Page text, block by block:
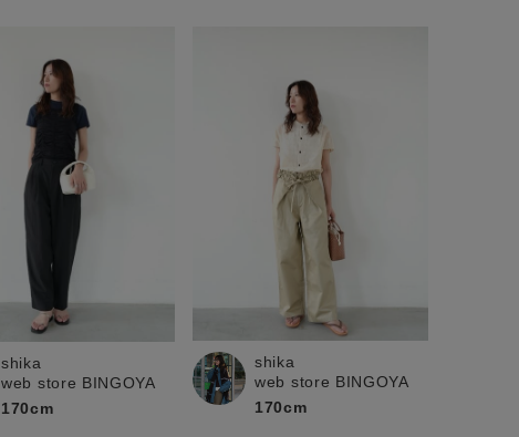
無料公式アプリダウンロード
在庫なし含む
shika
web store BINGOYA
170cm
shika
web store BINGOYA
170cm